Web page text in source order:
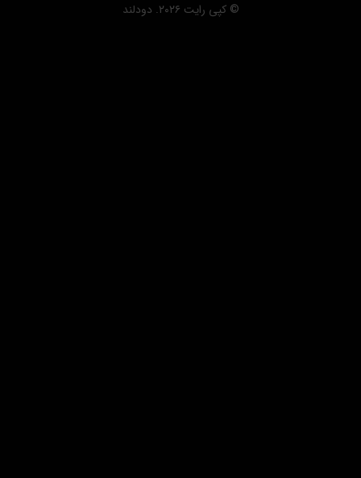
© کپی رایت ۲۰۲۶. دودلند